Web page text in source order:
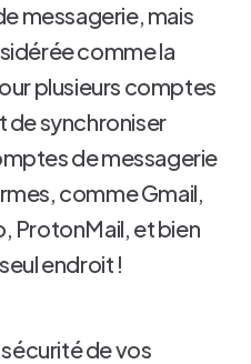
messagerie, mais
comme la
plusieurs comptes
de synchroniser
de messagerie
comme Gmail,
ProtonMail, et bien
endroit !
de vos